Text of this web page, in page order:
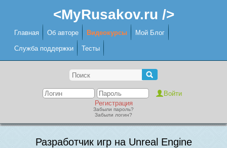
<MyRusakov.ru />
Главная Об авторе Видеокурсы Мой Блог
Служба поддержки Тесты
Регистрация
Забыли пароль?
Забыли логин?
Разработчик игр на Unreal Engine